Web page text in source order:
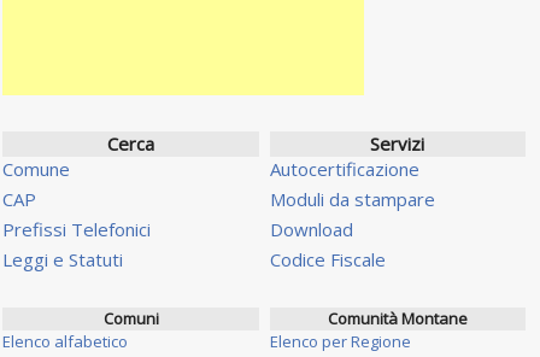
Cerca
Comune
CAP
Prefissi Telefonici
Leggi e Statuti
Servizi
Autocertificazione
Moduli da stampare
Download
Codice Fiscale
Comuni
Elenco alfabetico
Comunità Montane
Elenco per Regione